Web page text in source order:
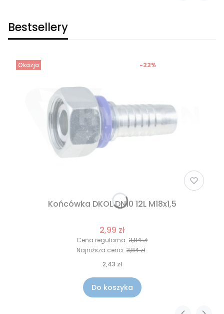
Bestsellery
Okazja
Końcówka DKOL DN10 12L M18x1,5
2,99 zł
Cena regularna: 3,84 zł
-22%
Najniższa cena: 3,84 zł
2,43 zł
Do koszyka